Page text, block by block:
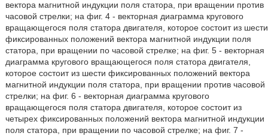
вектора магнитной индукции поля статора, при вращении против
часовой стрелки; на фиг. 4 - векторная диаграмма кругового
вращающегося поля статора двигателя, которое состоит из шести
фиксированных положений вектора магнитной индукции поля
статора, при вращении по часовой стрелке; на фиг. 5 - векторная
диаграмма кругового вращающегося поля статора двигателя,
которое состоит из шести фиксированных положений вектора
магнитной индукции поля статора, при вращении против часовой
стрелки; на фиг. 6 - векторная диаграмма кругового
вращающегося поля статора двигателя, которое состоит из
четырех фиксированных положений вектора магнитной индукции
поля статора, при вращении по часовой стрелке; на фиг. 7 -